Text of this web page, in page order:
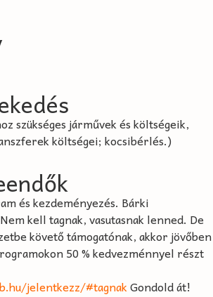
szükséges járművek és költségeik,
költségei; kocsibérlés.)
és kezdeményezés. Bárki
kell tagnak, vasutasnak lenned. De
követő támogatónak, akkor jövőben
50 % kedvezménnyel részt
jelentkezz/#tagnakGondold át!